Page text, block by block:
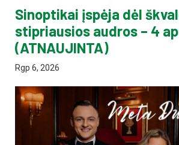
Sinoptikai įspėja dėl
stipriausios audros – 4
(ATNAUJINTA)
Rgp 6, 2026